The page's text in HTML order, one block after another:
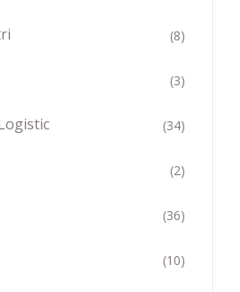
(8)
(3)
(34)
(2)
(36)
(10)